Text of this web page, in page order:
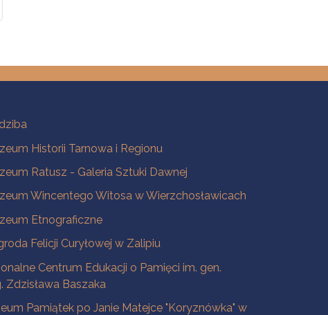
strona
Historii Tarnowa i Regionu
Ratusz - Galeria Sztuki Dawnej
Wincentego Witosa w Wierzchosławicach
Etnograficzne
Felicji Curyłowej w Zalipiu
Centrum Edukacji o Pamięci im. gen.
Zdzisława Baszaka
Pamiątek po Janie Matejce "Koryznówka" w